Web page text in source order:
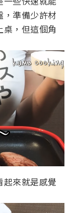
準備少許材
，但這個角
起來就是感覺